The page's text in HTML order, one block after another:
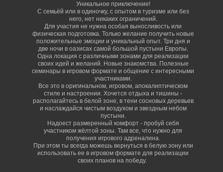
Уникальное приключение!
С семьёй или в одиночку, с опытом в туризме или без
него, нет никаких ограничений.
Для участия не нужна особая выносливость или
физическая подготовка. Только желание получить новые
положительные эмоции и уникальный опыт. Три дня и
две ночи в оазисах самой большой пустыни Европы.
Одна локация с различными зонами для реализации
своих идей и желаний. Новые знакомства. Полезные
семинары в игровом формате и общение с интересными
участниками.
Все это в оригинальном, игровом, апокалиптическом
стиле и настроении. Хочется отдыха и тишины -
располагайтесь в белой зоне, в тени сосновых деревьев
и наслаждайся чистым воздухом и звездным небом
пустыни.
Надоест размеренный комфорт - пробуй себя
участником жёлтой зоны. Там все, что нужно для
получения игрового адреналина.
При этом ты всегда можешь вернуться в белую зону или
использовать ее в игровом формате для реализации
своих планов на победу.